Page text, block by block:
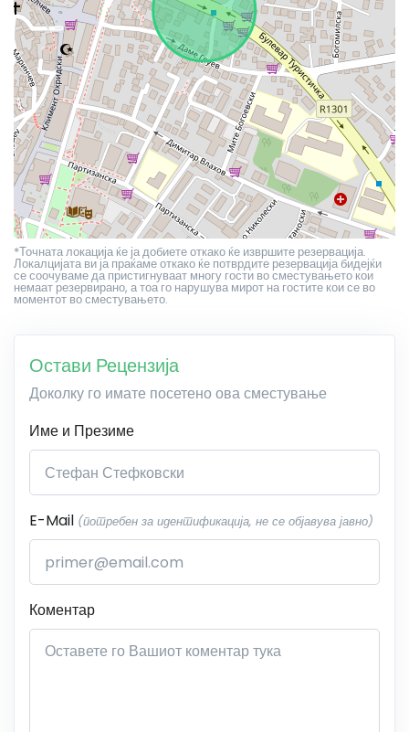
*Точната локација ќе ја добиете откако ќе извршите резервација.
Локалцијата ви ја праќаме откако ќе потврдите резервација бидејќи
се соочуваме да пристигнуваат многу гости во сместувањето кои
немаат резервирано, а тоа го нарушува мирот на гостите кои се во
моментот во сместувањето.
Остави Рецензија
Доколку го имате посетено ова сместување
Име и Презиме
E-Mail (потребен за идентификација, не се објавува јавно)
Коментар